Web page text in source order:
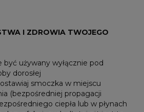
I ZDROWIA TWOJEGO
być używany wyłącznie pod
dorosłej
smoczka w miejscu
(bezpośredniej propagacji
ciepła lub w płynach